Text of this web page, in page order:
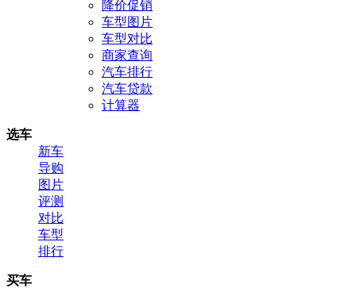
降价促销
车型图片
车型对比
商家查询
汽车排行
汽车贷款
计算器
选车
新车
导购
图片
评测
对比
车型
排行
买车